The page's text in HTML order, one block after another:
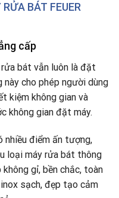
RỬA BÁT FEUER
cấp
bát vẫn luôn là đặt
này cho phép người dùng
kiệm không gian và
không gian đặt máy.
nhiều điểm ấn tượng,
loại máy rửa bát thông
gỉ, bền chắc, toàn
sạch, đẹp tạo cảm